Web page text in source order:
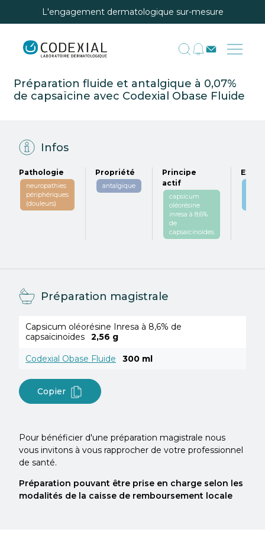
L'engagement dermatologique sur-mesure
Préparation fluide et antalgique à 0,07%
de capsaïcine avec Codexial Obase Fluide
Infos
Pathologie
neuropathies
périphériques
(douleurs)
Propriété
antalgique
Principe
actif
capsicum
oléorésine
inresa à 8,6%
de
capsaïcinoïdes
Préparation magistrale
Capsicum oléorésine Inresa à 8,6% de
capsaïcinoïdes
2,56 g
Codexial Obase Fluide 300 ml
Copier
Pour bénéficier d'une préparation magistrale nous
vous invitons à vous rapprocher de votre professionnel
de santé.
Préparation pouvant être prise en charge selon les
modalités de la caisse de remboursement locale